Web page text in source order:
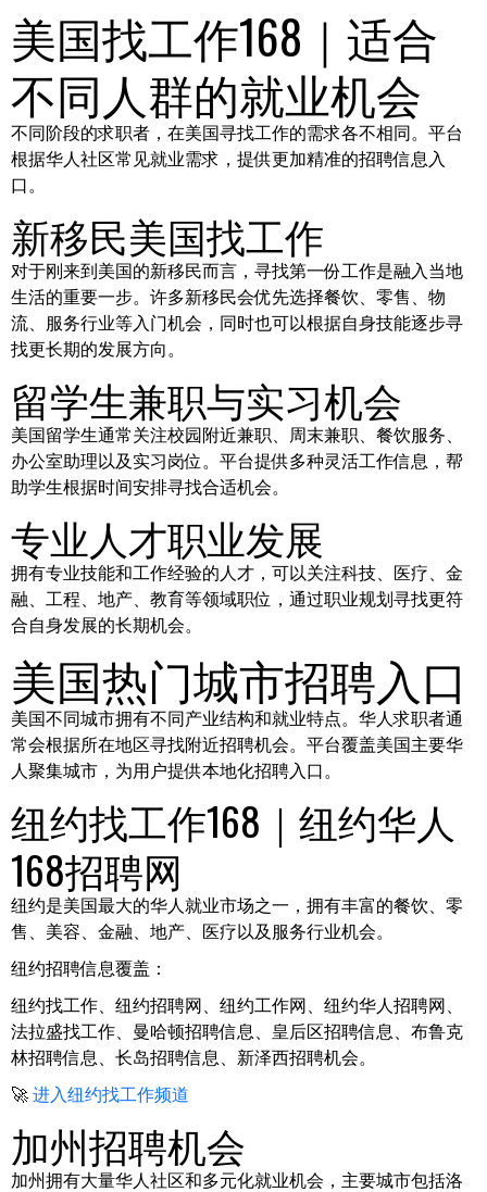
美国找工作168｜适合
不同人群的就业机会
不同阶段的求职者，在美国寻找工作的需求各不相同。平台
根据华人社区常见就业需求，提供更加精准的招聘信息入
口。
新移民美国找工作
对于刚来到美国的新移民而言，寻找第一份工作是融入当地
生活的重要一步。许多新移民会优先选择餐饮、零售、物
流、服务行业等入门机会，同时也可以根据自身技能逐步寻
找更长期的发展方向。
留学生兼职与实习机会
美国留学生通常关注校园附近兼职、周末兼职、餐饮服务、
办公室助理以及实习岗位。平台提供多种灵活工作信息，帮
助学生根据时间安排寻找合适机会。
专业人才职业发展
拥有专业技能和工作经验的人才，可以关注科技、医疗、金
融、工程、地产、教育等领域职位，通过职业规划寻找更符
合自身发展的长期机会。
美国热门城市招聘入口
美国不同城市拥有不同产业结构和就业特点。华人求职者通
常会根据所在地区寻找附近招聘机会。平台覆盖美国主要华
人聚集城市，为用户提供本地化招聘入口。
纽约找工作168｜纽约华人
168招聘网
纽约是美国最大的华人就业市场之一，拥有丰富的餐饮、零
售、美容、金融、地产、医疗以及服务行业机会。
纽约招聘信息覆盖：
纽约找工作、纽约招聘网、纽约工作网、纽约华人招聘网、
法拉盛找工作、曼哈顿招聘信息、皇后区招聘信息、布鲁克
林招聘信息、长岛招聘信息、新泽西招聘机会。
🚀 进入纽约找工作频道
加州招聘机会
加州拥有大量华人社区和多元化就业机会，主要城市包括洛